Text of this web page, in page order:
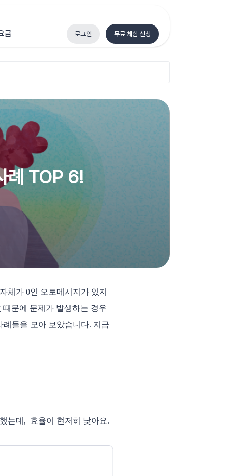
금 로그인 무료 체험 신청
례 TOP 6!
체가 0인 오토메시지가 있지
문에 문제가 발생하는 경우
들을 모아 보았습니다. 지금
는데, 효율이 현저히 낮아요.